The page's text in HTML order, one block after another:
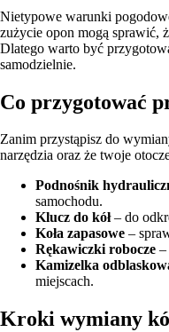
Nietypowe warunki
zużycie opon mogą sprawić,
Dlatego warto być
samodzielnie.
Co przygotować
Zanim przystąpisz do
narzędzia oraz że twoje
Podnośnik
samochodu.
Klucz do kół– do
Koła zapasowe –
Rękawiczki robocze –
Kamizelka
miejscach.
Kroki wymiany